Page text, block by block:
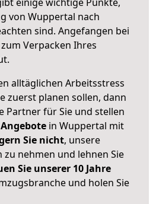
von Wuppertal nach
sind. Angefangen bei
Verpacken Ihres
alltäglichen Arbeitsstress
zuerst planen sollen, dann
Partner für Sie und stellen
in Wuppertal mit
Sie nicht, unsere
zu nehmen und lehnen Sie
Sie unserer 10 Jahre
und holen Sie